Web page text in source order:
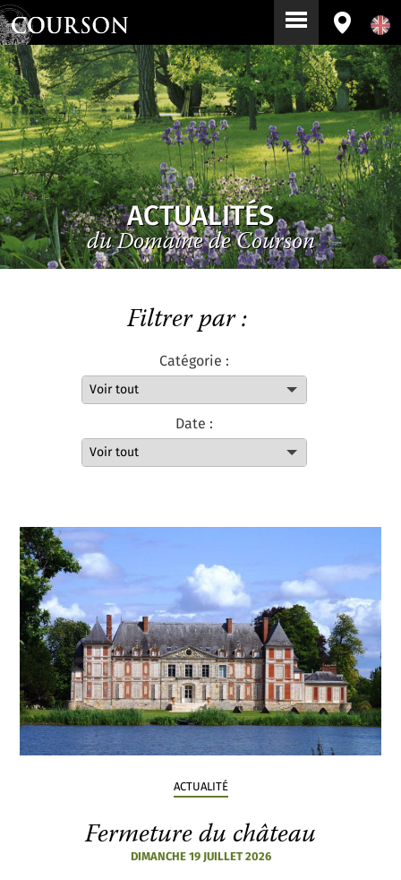
ACTUALITÉS
du Domaine de Courson
Filtrer par :
Catégorie :
Date :
ACTUALITÉ
Fermeture du château
DIMANCHE 19 JUILLET 2026